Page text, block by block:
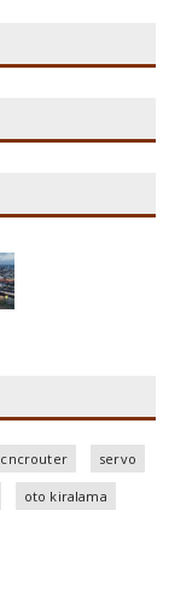
cncrouter servo
oto kiralama